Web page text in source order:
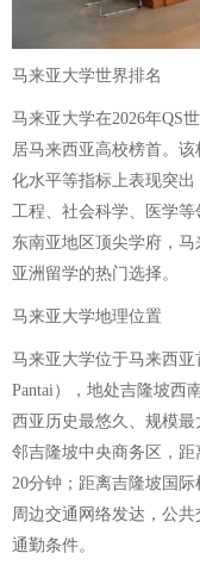
马来亚大学世界排名
马来亚大学在2026年QS
居马来西亚高校榜首。
化水平等指标上表现突
工程、社会科学、医学
东南亚地区顶尖学府，
亚洲留学的热门选择。
马来亚大学地理位置
马来亚大学位于马来西
Pantai），地处吉隆坡西
西亚历史最悠久、规模
邻吉隆坡中央商务区，
20分钟；距离吉隆坡国
周边交通网络发达，公
通勤条件。